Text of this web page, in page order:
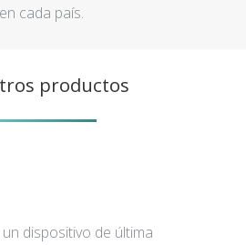
en cada país.
productos
dispositivo de última